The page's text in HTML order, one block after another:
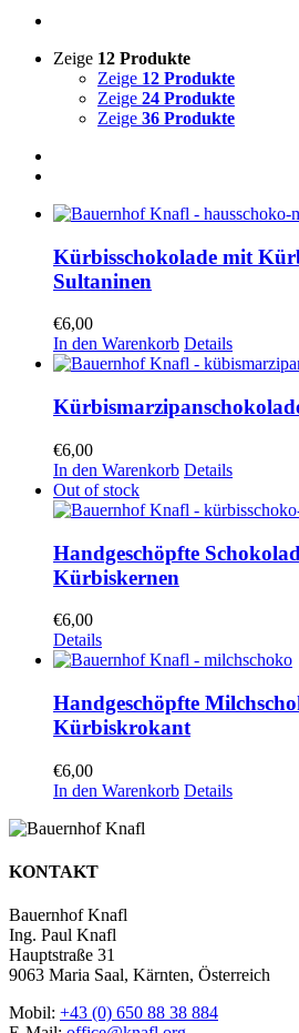
Zeige 12 Produkte
Zeige 12 Produkte
Zeige 24 Produkte
Zeige 36 Produkte
Kürbisschokolade mit
Sultaninen
€6,00
In den Warenkorb Details
€6,00
In den Warenkorb Details
Out of stock
Handgeschöpfte
Kürbiskernen
€6,00
Details
Handgeschöpfte
Kürbiskrokant
€6,00
In den Warenkorb Details
KONTAKT
Bauernhof Knafl
Ing. Paul Knafl
Hauptstraße 31
9063 Maria Saal, Kärnten, Österreich
Mobil: +43 (0) 650 88 38 884